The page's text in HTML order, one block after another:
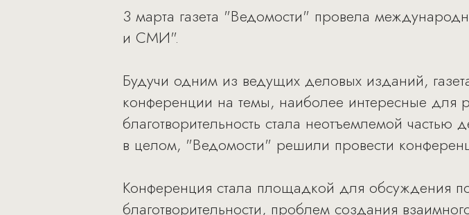
3 марта газета "Ведомости" провела
и СМИ".
Будучи одним из ведущих деловых изданий,
конференции на темы, наиболее интересные для
благотворительность стала неотъемлемой
в целом, "Ведомости" решили провести
Конференция стала площадкой для обсуждения
благотворительности, проблем создания